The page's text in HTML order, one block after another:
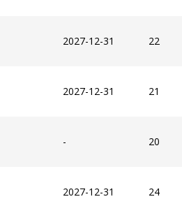
2027-12-31 22
2027-12-31 21
- 20
2027-12-31 24